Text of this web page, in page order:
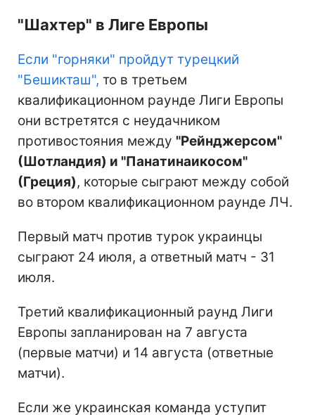
"Шахтер" в Лиге Европы
Если "горняки" пройдут турецкий
"Бешикташ", то в третьем
квалификационном раунде Лиги Европы
они встретятся с неудачником
противостояния между "Рейнджерсом"
(Шотландия) и "Панатинаикосом"
(Греция), которые сыграют между собой
во втором квалификационном раунде ЛЧ.
Первый матч против турок украинцы
сыграют 24 июля, а ответный матч - 31
июля.
Третий квалификационный раунд Лиги
Европы запланирован на 7 августа
(первые матчи) и 14 августа (ответные
матчи).
Если же украинская команда уступит